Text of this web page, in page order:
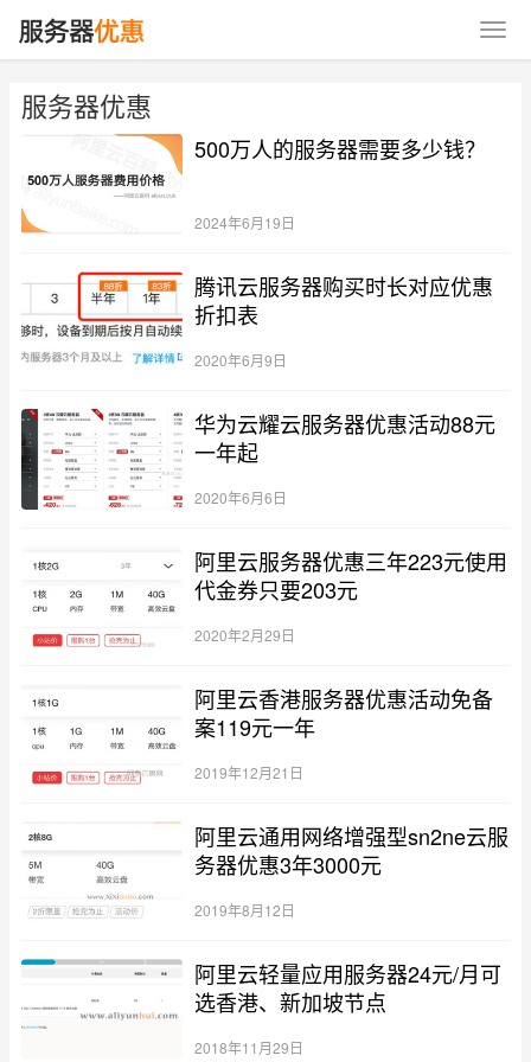
服务器优惠
500万人的服务器需要多少钱？
2024年6月19日
腾讯云服务器购买时长对应优惠
折扣表
2020年6月9日
华为云耀云服务器优惠活动88元
一年起
2020年6月6日
阿里云服务器优惠三年223元使用
代金券只要203元
2020年2月29日
阿里云香港服务器优惠活动免备
案119元一年
2019年12月21日
阿里云通用网络增强型sn2ne云服
务器优惠3年3000元
2019年8月12日
阿里云轻量应用服务器24元/月可
选香港、新加坡节点
2018年11月29日